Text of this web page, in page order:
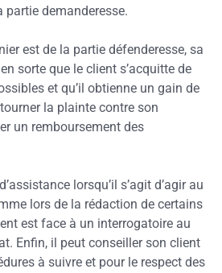
partie demanderesse.
est de la partie défenderesse, sa
sorte que le client s’acquitte de
et qu’il obtienne un gain de
la plainte contre son
un remboursement des
lorsqu’il s’agit d’agir au
lors de la rédaction de certains
est face à un interrogatoire au
Enfin, il peut conseiller son client
à suivre et pour le respect des